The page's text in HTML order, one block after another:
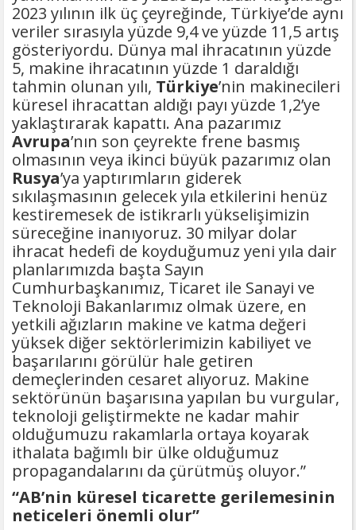
2023 yılının ilk üç çeyreğinde, Türkiye’de aynı
veriler sırasıyla yüzde 9,4 ve yüzde 11,5 artış
gösteriyordu. Dünya mal ihracatının yüzde
5, makine ihracatının yüzde 1 daraldığı
tahmin olunan yılı, Türkiye’nin makinecileri
küresel ihracattan aldığı payı yüzde 1,2’ye
yaklaştırarak kapattı. Ana pazarımız
Avrupa’nın son çeyrekte frene basmış
olmasının veya ikinci büyük pazarımız olan
Rusya’ya yaptırımların giderek
sıkılaşmasının gelecek yıla etkilerini henüz
kestiremesek de istikrarlı yükselişimizin
süreceğine inanıyoruz. 30 milyar dolar
ihracat hedefi de koyduğumuz yeni yıla dair
planlarımızda başta Sayın
Cumhurbaşkanımız, Ticaret ile Sanayi ve
Teknoloji Bakanlarımız olmak üzere, en
yetkili ağızların makine ve katma değeri
yüksek diğer sektörlerimizin kabiliyet ve
başarılarını görülür hale getiren
demeçlerinden cesaret alıyoruz. Makine
sektörünün başarısına yapılan bu vurgular,
teknoloji geliştirmekte ne kadar mahir
olduğumuzu rakamlarla ortaya koyarak
ithalata bağımlı bir ülke olduğumuz
propagandalarını da çürütmüş oluyor.”
“AB’nin küresel ticarette gerilemesinin
neticeleri önemli olur”